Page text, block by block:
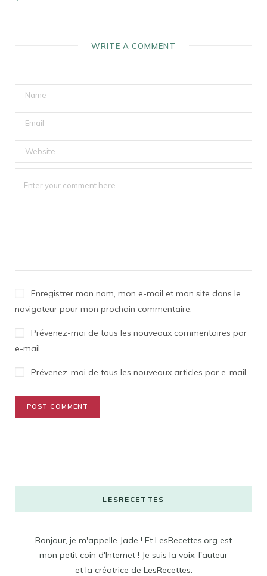
WRITE A COMMENT
Enregistrer mon nom, mon e-mail et mon site dans le
navigateur pour mon prochain commentaire.
Prévenez-moi de tous les nouveaux commentaires par
e-mail.
Prévenez-moi de tous les nouveaux articles par e-mail.
LESRECETTES
Bonjour, je m'appelle Jade ! Et LesRecettes.org est
mon petit coin d'Internet ! Je suis la voix, l'auteur
et la créatrice de LesRecettes.